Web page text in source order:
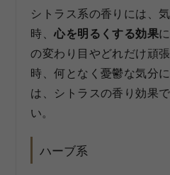
シトラス系の香りには、
時、心を明るくする効果
の変わり目やどれだけ頑
時、何となく憂鬱な気分
は、シトラスの香り効果
い。
ハーブ系